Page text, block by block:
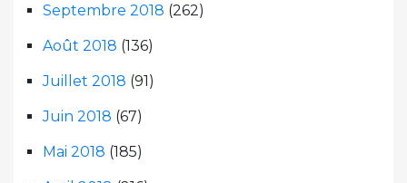
Septembre 2018 (262)
Août 2018 (136)
Juillet 2018 (91)
Juin 2018 (67)
Mai 2018 (185)